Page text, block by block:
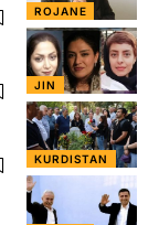
ROJANE
JIN
KURDISTAN